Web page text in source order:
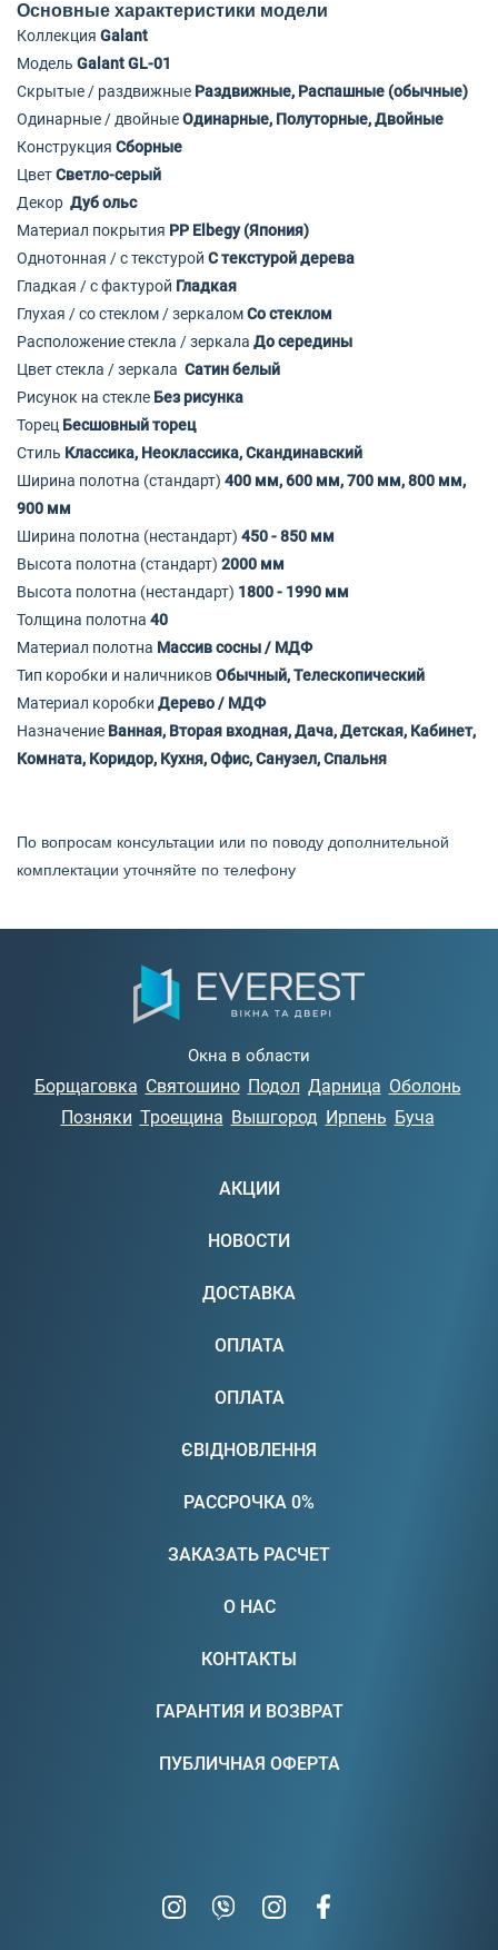
Основные характеристики модели
Коллекция Galant
Модель Galant GL-01
Скрытые / раздвижные Раздвижные, Распашные (обычные)
Одинарные / двойныеОдинарные, Полуторные, Двойные
Конструкция Сборные
ЦветСветло-серый
Декор Дуб ольс
Материал покрытия PP Elbegy (Япония)
Однотонная / с текстурой С текстурой дерева
Гладкая / с фактурой Гладкая
Глухая / со стеклом / зеркаломСо стеклом
Расположение стекла / зеркала До середины
Цвет стекла / зеркала Сатин белый
Рисунок на стекле Без рисунка
Торец Бесшовный торец
Стиль Классика, Неоклассика, Скандинавский
Ширина полотна (стандарт) 400 мм, 600 мм, 700 мм, 800 мм,
900 мм
Ширина полотна (нестандарт) 450 - 850 мм
Высота полотна (стандарт) 2000 мм
Высота полотна (нестандарт) 1800 - 1990 мм
Толщина полотна 40
Материал полотна Массив сосны / МДФ
Тип коробки и наличниковОбычный, Телескопический
Материал коробки Дерево / МДФ
Назначение Ванная, Вторая входная, Дача, Детская, Кабинет,
Комната, Коридор, Кухня, Офис, Санузел, Спальня
По вопросам консультации или по поводу дополнительной
комплектации уточняйте по телефону
Окна в области
Борщаговка Святошино Подол Дарница Оболонь
Позняки Троещина Вышгород Ирпень Буча
АКЦИИ
НОВОСТИ
ДОСТАВКА
ОПЛАТА
ОПЛАТА
ЄВІДНОВЛЕННЯ
РАССРОЧКА 0%
ЗАКАЗАТЬ РАСЧЕТ
О НАС
КОНТАКТЫ
ГАРАНТИЯ И ВОЗВРАТ
ПУБЛИЧНАЯ ОФЕРТА